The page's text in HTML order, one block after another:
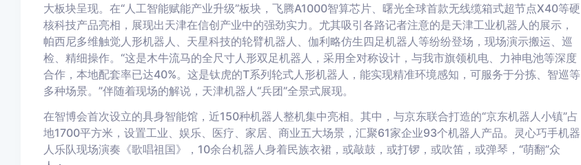
大板块呈现。在“人工智能赋能产业升级”板块，飞腾A1000智算芯片、曙光全球首款无线缆箱式超节点X40等硬
核科技产品亮相，展现出天津在信创产业中的强劲实力。尤其吸引各路记者注意的是天津工业机器人的展示，
帕西尼多维触觉人形机器人、天星科技的轮臂机器人、伽利略仿生四足机器人等纷纷登场，现场演示搬运、巡
检、精细操作。“这是木牛流马的全尺寸人形双足机器人，采用全对称设计，与我市旗领机电、力神电池等深度
合作，本地配套率已达40%。这是钛虎的T系列轮式人形机器人，能实现精准环境感知，可服务于分拣、智巡等
多种场景。”伴随着现场的解说，天津机器人“兵团”全景式展现。
在智博会首次设立的具身智能馆，近150种机器人整机集中亮相。其中，与京东联合打造的“京东机器人小镇”占
地1700平方米，设置工业、娱乐、医疗、家居、商业五大场景，汇聚61家企业93个机器人产品。灵心巧手机器
人乐队现场演奏《歌唱祖国》，10余台机器人身着民族衣裙，或敲鼓，或打锣，或吹笛，或弹琴，“萌翻”众